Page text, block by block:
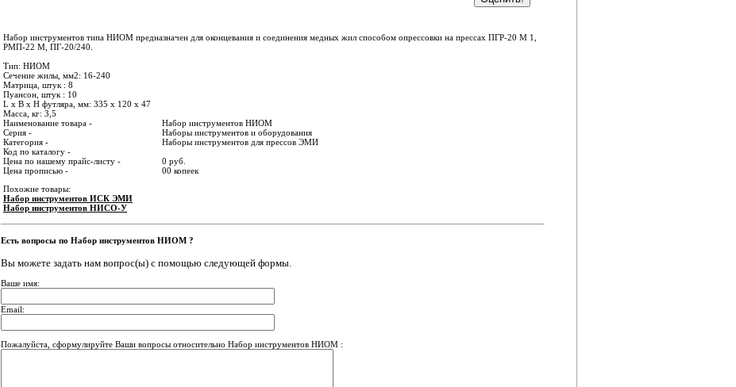
Набор инструментов типа НИОМ предназначен для оконцевания и соединения медных жил способом опрессовки на прессах ПГР-20 М 1,
РМП-22 М, ПГ-20/240.
Тип: НИОМ
Сечение жилы, мм2: 16-240
Матрица, штук : 8
Пуансон, штук : 10
L x B x H футляра, мм: 335 х 120 х 47
Масса, кг: 3,5
Наименование товара -
Набор инструментов НИОМ
Серия -
Наборы инструментов и оборудования
Категория -
Наборы инструментов для прессов ЭМИ
Код по каталогу -
Цена по нашему прайс-листу -
0 руб.
Цена прописью -
00 копеек
Похожие товары:
Набор инструментов ИСК ЭМИ
Набор инструментов НИСО-У
Есть вопросы по Набор инструментов НИОМ ?
Вы можете задать нам вопрос(ы) с помощью следующей формы.
Ваше имя:
Email:
Пожалуйста, сформулируйте Ваши вопросы относительно Набор инструментов НИОМ :